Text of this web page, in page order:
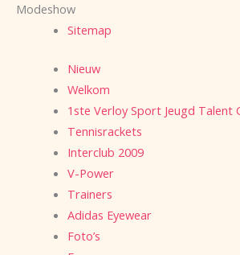
Modeshow
Sitemap
Nieuw
Welkom
1ste Verloy Sport Jeugd Talent
Tennisrackets
Interclub 2009
V-Power
Trainers
Adidas Eyewear
Foto’s